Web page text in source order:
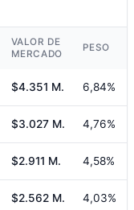
VALOR DE
MERCADO
PESO
$4.351 M. 6,84%
$3.027 M. 4,76%
$2.911 M. 4,58%
$2.562 M. 4,03%